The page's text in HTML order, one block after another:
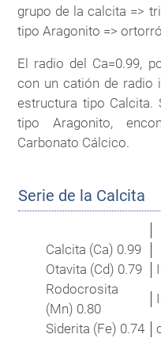
grupo de la calcita =>
tipo Aragonito =>
El radio del Ca=0.99,
con un catión de radio
estructura tipo Calcita.
tipo Aragonito,
Carbonato Cálcico.
Serie de la Calcita
Calcita (Ca) 0.99
Otavita (Cd) 0.79
Rodocrosita
(Mn) 0.80
Siderita (Fe) 0.74
│